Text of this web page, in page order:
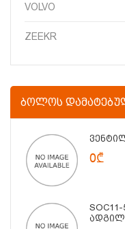
VOLVO
ZEEKR
ᲑᲝᲚᲝᲡ
0₾